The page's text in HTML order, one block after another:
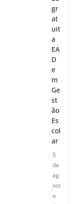
gr
at
uit
a
EA
D
e
m
Ge
st
ão
Es
col
ar
5
de
ag
ost
o